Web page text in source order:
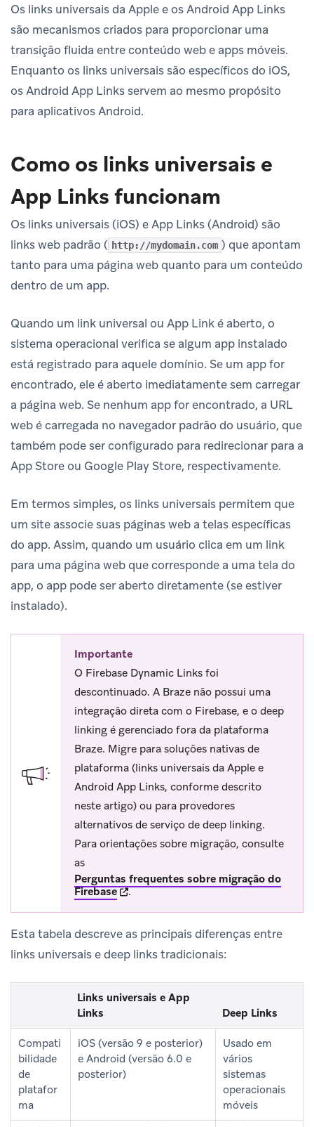
Os links universais da Apple e os Android App Links
são mecanismos criados para proporcionar uma
transição fluida entre conteúdo web e apps móveis.
Enquanto os links universais são específicos do iOS,
os Android App Links servem ao mesmo propósito
para aplicativos Android.
Como os links universais e
App Links funcionam
Os links universais (iOS) e App Links (Android) são
links web padrão ( http://mydomain.com ) que apontam
tanto para uma página web quanto para um conteúdo
dentro de um app.
Quando um link universal ou App Link é aberto, o
sistema operacional verifica se algum app instalado
está registrado para aquele domínio. Se um app for
encontrado, ele é aberto imediatamente sem carregar
a página web. Se nenhum app for encontrado, a URL
web é carregada no navegador padrão do usuário, que
também pode ser configurado para redirecionar para a
App Store ou Google Play Store, respectivamente.
Em termos simples, os links universais permitem que
um site associe suas páginas web a telas específicas
do app. Assim, quando um usuário clica em um link
para uma página web que corresponde a uma tela do
app, o app pode ser aberto diretamente (se estiver
instalado).
Importante
O Firebase Dynamic Links foi
descontinuado. A Braze não possui uma
integração direta com o Firebase, e o deep
linking é gerenciado fora da plataforma
Braze. Migre para soluções nativas de
plataforma (links universais da Apple e
Android App Links, conforme descrito
neste artigo) ou para provedores
alternativos de serviço de deep linking.
Para orientações sobre migração, consulte
as
Perguntas frequentes sobre migração do
Firebase(opens in new tab)
.
Esta tabela descreve as principais diferenças entre
links universais e deep links tradicionais:
Links universais e App
Links
Deep Links
Compati
bilidade
de
platafor
ma
iOS (versão 9 e posterior)
e Android (versão 6.0 e
posterior)
Usado em
vários
sistemas
operacionais
móveis